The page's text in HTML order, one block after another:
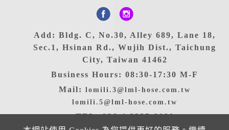
Add: Bldg. C, No.30, Alley 689, Lane 18,
Sec.1, Hsinan Rd., Wujih Dist., Taichung
City, Taiwan 41462
Business Hours: 08:30-17:30 M-F
Mail: lomili.3@lml-hose.com.tw
lomili.5@lml-hose.com.tw
TEL: 886-4-2335-9090